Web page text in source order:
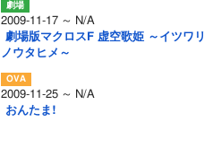
2009-11-17 ～ N/A
劇場版マクロスF 虚空歌姫 ～イツワリ
ノウタヒメ～
2009-11-25 ～ N/A
おんたま!